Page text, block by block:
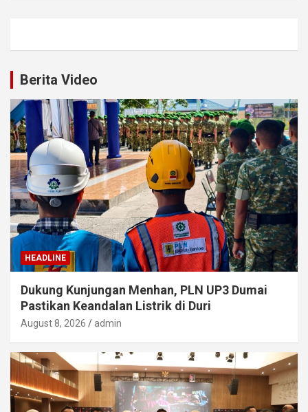
Berita Video
HEADLINE
Dukung Kunjungan Menhan, PLN UP3 Dumai
Pastikan Keandalan Listrik di Duri
August 8, 2026 admin